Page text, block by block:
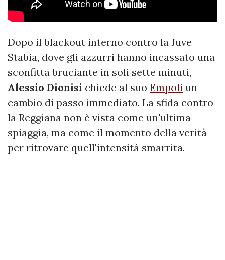
Dopo il blackout interno contro la Juve
Stabia, dove gli azzurri hanno incassato una
sconfitta bruciante in soli sette minuti,
Alessio Dionisi chiede al suo Empoli un
cambio di passo immediato. La sfida contro
la Reggiana non è vista come un'ultima
spiaggia, ma come il momento della verità
per ritrovare quell'intensità smarrita.